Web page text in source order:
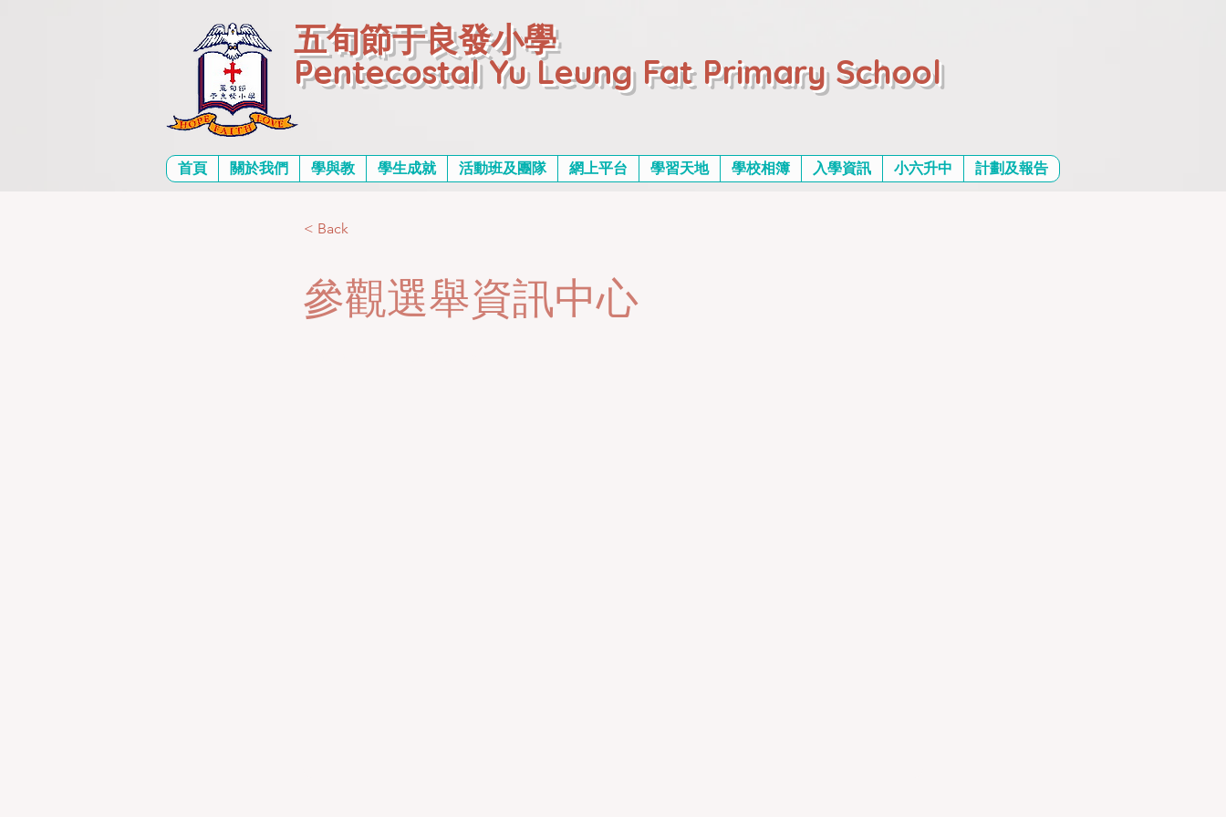
五旬節于良發小學
Pentecostal Yu Leung Fat Primary School
首頁 關於我們 學與教 學生成就 活動班及團隊 網上平台 學習天地 學校相簿 入學資訊 小六升中 計劃及報告
< Back
參觀選舉資訊中心